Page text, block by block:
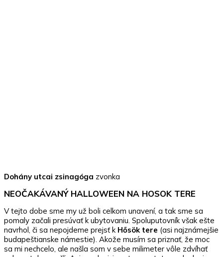
Dohány utcai zsinagóga zvonka
NEOČAKÁVANÝ HALLOWEEN NA HOSOK TERE
V tejto dobe sme my už boli celkom unavení, a tak sme sa
pomaly začali presúvať k ubytovaniu. Spoluputovník však ešte
navrhol, či sa nepojdeme prejsť k Hősök tere (asi najznámejšie
budapeštianske námestie). Akože musím sa priznať, že moc
sa mi nechcelo, ale našla som v sebe milimeter vôle zdvíhať